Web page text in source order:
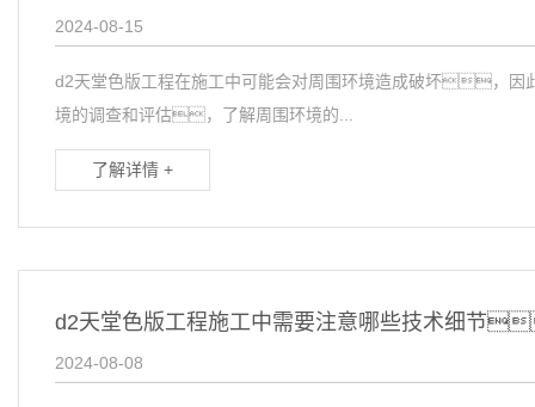
2024-08-15
d2天堂色版工程在施工中可能会对周围环境造成破坏，
境的调查和评估，了解周围环境的...
了解详情 +
d2天堂色版工程施工中需要注意哪些技术细节
2024-08-08